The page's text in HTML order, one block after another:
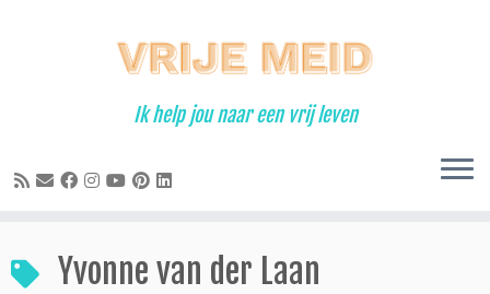
Ik help jou naar een vrij leven
Yvonne van der Laan